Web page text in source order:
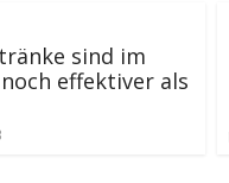
sind im
effektiver als